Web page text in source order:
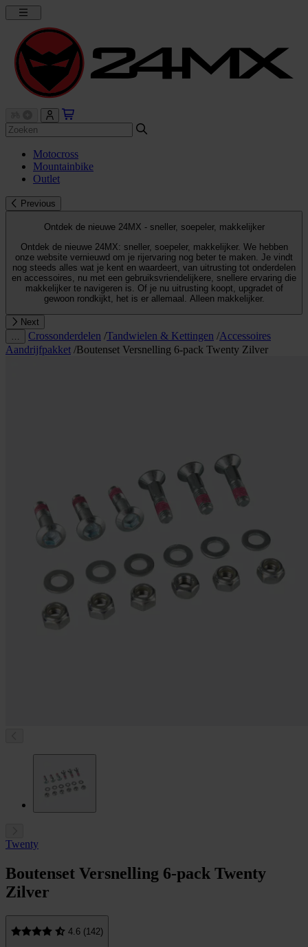
Motocross
Mountainbike
Outlet
Previous
Ontdek de nieuwe 24MX - sneller, soepeler, makkelijker
Ontdek de nieuwe 24MX: sneller, soepeler, makkelijker. We hebben
onze website vernieuwd om je rijervaring nog beter te maken. Je vindt
nog steeds alles wat je kent en waardeert, van uitrusting tot onderdelen
en accessoires, nu met een gebruiksvriendelijkere, snellere ervaring die
makkelijker te navigeren is. Of je nu uitrusting koopt, upgradet of
gewoon rondkijkt, het is er allemaal. Alleen makkelijker.
Next
Crossonderdelen /Tandwielen & Kettingen /Accessoires
Aandrijfpakket /Boutenset Versnelling 6-pack Twenty Zilver
Twenty
Boutenset Versnelling 6-pack Twenty
Zilver
4.6 (142)